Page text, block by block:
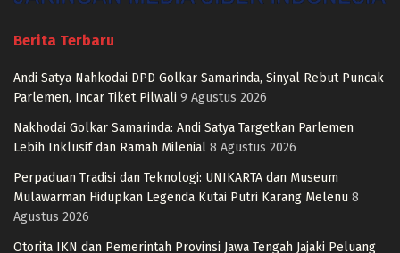
Berita Terbaru
Andi Satya Nahkodai DPD Golkar Samarinda, Sinyal Rebut Puncak
Parlemen, Incar Tiket Pilwali 9 Agustus 2026
Nakhodai Golkar Samarinda: Andi Satya Targetkan Parlemen
Lebih Inklusif dan Ramah Milenial 8 Agustus 2026
Perpaduan Tradisi dan Teknologi: UNIKARTA dan Museum
Mulawarman Hidupkan Legenda Kutai Putri Karang Melenu 8
Agustus 2026
Otorita IKN dan Pemerintah Provinsi Jawa Tengah Jajaki Peluang